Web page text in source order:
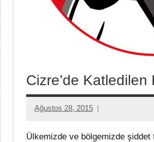
Cizre’de
Ağustos 28, 2015
Aksu
Ülkemizde ve bölgemizde